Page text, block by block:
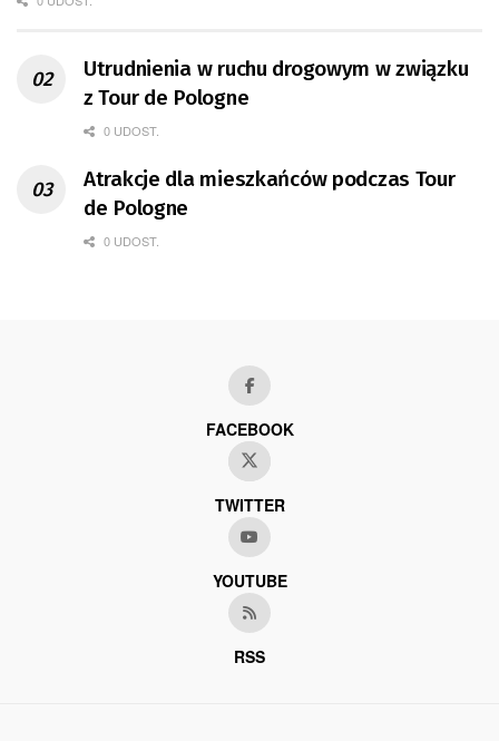
Utrudnienia w ruchu drogowym w związku
z Tour de Pologne
0 UDOST.
Atrakcje dla mieszkańców podczas Tour
de Pologne
0 UDOST.
FACEBOOK
TWITTER
YOUTUBE
RSS